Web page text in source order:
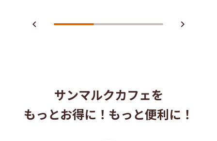
navigate_before navigate_next
サンマルクカフェを
もっとお得に！もっと便利に！